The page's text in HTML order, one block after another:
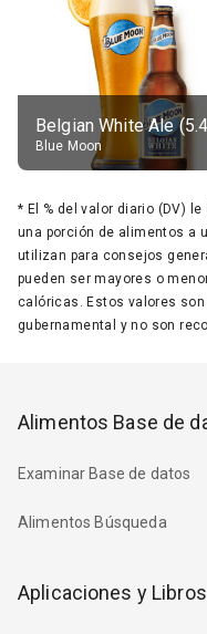
Blue Moon
* El % del valor diario (DV)
una porción de alimentos a
utilizan para consejos
pueden ser mayores o
calóricas. Estos valores
gubernamental y no son
Alimentos Base de
Examinar Base de datos
Alimentos Búsqueda
Aplicaciones y Libros